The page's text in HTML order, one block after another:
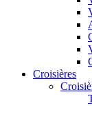
Croisières